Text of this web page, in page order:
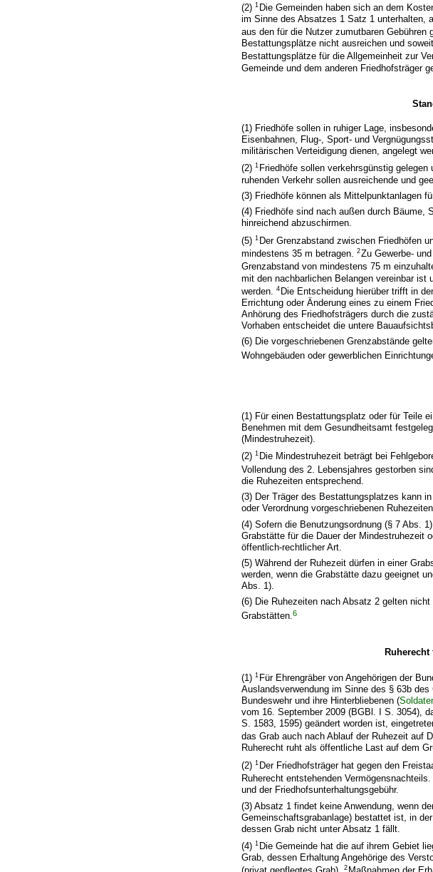
(2)1 Die Gemeinden haben sich an dem
im Sinne des Absatzes 1 Satz 1 unterhalten,
aus den für die Nutzer zumutbaren Gebühren
Bestattungsplätze nicht ausreichen und
Bestattungsplätze für die Allgemeinheit zur
Gemeinde und dem anderen Friedhofsträger
(1) Friedhöfe sollen in ruhiger Lage,
Eisenbahnen, Flug-, Sport- und
militärischen Verteidigung dienen, angelegt
(2)1 Friedhöfe sollen verkehrsgünstig
ruhenden Verkehr sollen ausreichende und
(3) Friedhöfe können als Mittelpunktanlagen
(4) Friedhöfe sind nach außen durch Bäume,
hinreichend abzuschirmen.
(5)1 Der Grenzabstand zwischen Friedhöfen
mindestens 35 m betragen.2Zu Gewerbe-
Grenzabstand von mindestens 75 m
mit den nachbarlichen Belangen vereinbar ist
werden.4 Die Entscheidung hierüber trifft in
Errichtung oder Änderung eines zu einem
Anhörung des Friedhofsträgers durch die
Vorhaben entscheidet die untere
(6) Die vorgeschriebenen Grenzabstände
Wohngebäuden oder gewerblichen
(1) Für einen Bestattungsplatz oder für Teile
Benehmen mit dem Gesundheitsamt
(Mindestruhezeit).
(2)1 Die Mindestruhezeit beträgt bei
Vollendung des 2. Lebensjahres gestorben
die Ruhezeiten entsprechend.
(3) Der Träger des Bestattungsplatzes kann
oder Verordnung vorgeschriebenen
(4) Sofern die Benutzungsordnung (§ 7 Abs.
Grabstätte für die Dauer der Mindestruhezeit
öffentlich-rechtlicher Art.
(5) Während der Ruhezeit dürfen in einer
werden, wenn die Grabstätte dazu geeignet
Abs. 1).
(6) Die Ruhezeiten nach Absatz 2 gelten
Grabstätten.6
(1)1 Für Ehrengräber von Angehörigen der
Auslandsverwendung im Sinne des § 63b
Bundeswehr und ihre Hinterbliebenen (
vom 16. September 2009 (BGBl. I S. 3054),
S. 1583, 1595) geändert worden ist,
das Grab auch nach Ablauf der Ruhezeit auf
Ruherecht ruht als öffentliche Last auf dem
(2)1 Der Friedhofsträger hat gegen den
Ruherecht entstehenden
und der Friedhofsunterhaltungsgebühr.
(3) Absatz 1 findet keine Anwendung, wenn
Gemeinschaftsgrabanlage) bestattet ist, in
dessen Grab nicht unter Absatz 1 fällt.
(4)1 Die Gemeinde hat die auf ihrem Gebiet
Grab, dessen Erhaltung Angehörige des
2